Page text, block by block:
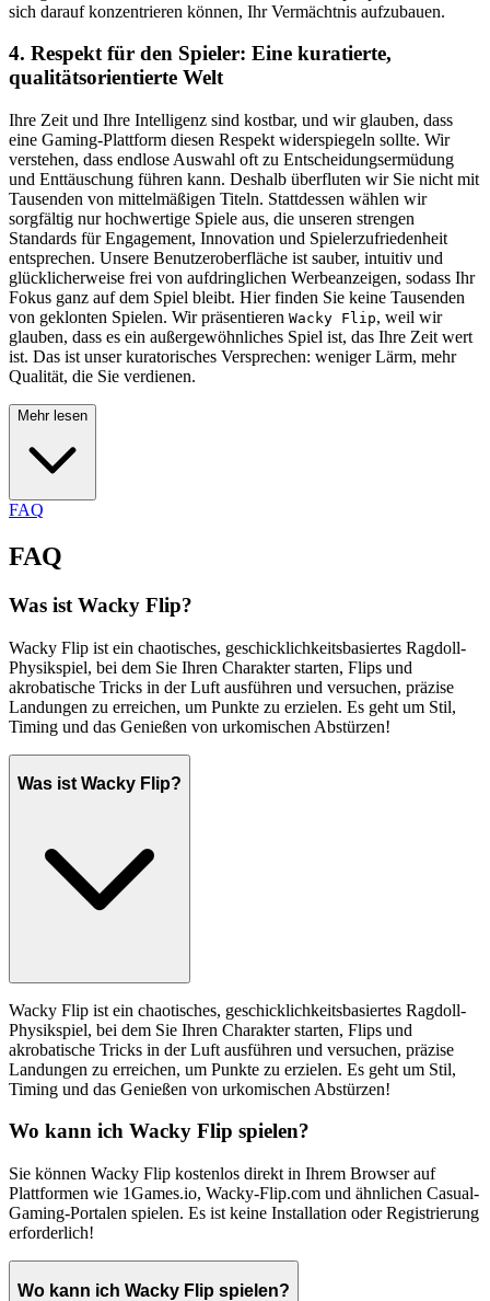
sich darauf konzentrieren können, Ihr Vermächtnis aufzubauen.
4. Respekt für den Spieler: Eine kuratierte,
qualitätsorientierte Welt
Ihre Zeit und Ihre Intelligenz sind kostbar, und wir glauben, dass
eine Gaming-Plattform diesen Respekt widerspiegeln sollte. Wir
verstehen, dass endlose Auswahl oft zu Entscheidungsermüdung
und Enttäuschung führen kann. Deshalb überfluten wir Sie nicht mit
Tausenden von mittelmäßigen Titeln. Stattdessen wählen wir
sorgfältig nur hochwertige Spiele aus, die unseren strengen
Standards für Engagement, Innovation und Spielerzufriedenheit
entsprechen. Unsere Benutzeroberfläche ist sauber, intuitiv und
glücklicherweise frei von aufdringlichen Werbeanzeigen, sodass Ihr
Fokus ganz auf dem Spiel bleibt. Hier finden Sie keine Tausenden
von geklonten Spielen. Wir präsentieren Wacky Flip, weil wir
glauben, dass es ein außergewöhnliches Spiel ist, das Ihre Zeit wert
ist. Das ist unser kuratorisches Versprechen: weniger Lärm, mehr
Qualität, die Sie verdienen.
Mehr lesen
FAQ
FAQ
Was ist Wacky Flip?
Wacky Flip ist ein chaotisches, geschicklichkeitsbasiertes Ragdoll-
Physikspiel, bei dem Sie Ihren Charakter starten, Flips und
akrobatische Tricks in der Luft ausführen und versuchen, präzise
Landungen zu erreichen, um Punkte zu erzielen. Es geht um Stil,
Timing und das Genießen von urkomischen Abstürzen!
Was ist Wacky Flip?
Wacky Flip ist ein chaotisches, geschicklichkeitsbasiertes Ragdoll-
Physikspiel, bei dem Sie Ihren Charakter starten, Flips und
akrobatische Tricks in der Luft ausführen und versuchen, präzise
Landungen zu erreichen, um Punkte zu erzielen. Es geht um Stil,
Timing und das Genießen von urkomischen Abstürzen!
Wo kann ich Wacky Flip spielen?
Sie können Wacky Flip kostenlos direkt in Ihrem Browser auf
Plattformen wie 1Games.io, Wacky-Flip.com und ähnlichen Casual-
Gaming-Portalen spielen. Es ist keine Installation oder Registrierung
erforderlich!
Wo kann ich Wacky Flip spielen?